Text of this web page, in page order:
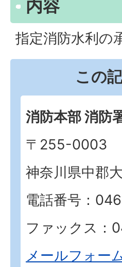
内容
指定消防水利の
この
消防本部 消防
〒255-0003
神奈川県中郡
電話番号：
ファックス：
メールフォー